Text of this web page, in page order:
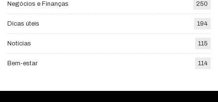
Negócios e Finanças 250
Dicas úteis 194
Notícias 115
Bem-estar 114